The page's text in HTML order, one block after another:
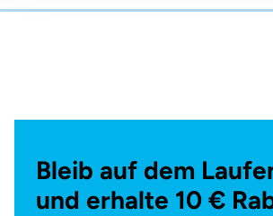
Bleib auf dem
und erhalte 10 €